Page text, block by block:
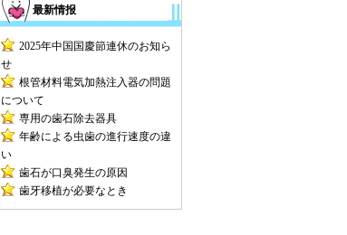
最新情报
2025年中国国慶節連休のお知ら
せ
根管材料電気加熱注入器の問題
について
専用の歯石除去器具
年齢による虫歯の進行速度の違
い
歯石が口臭発生の原因
歯牙移植が必要なとき